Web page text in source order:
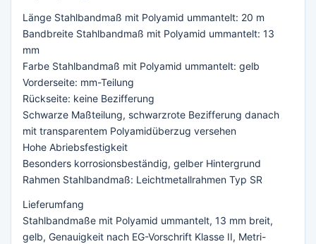
Länge Stahlbandmaß mit Polyamid ummantelt: 20 m
Bandbreite Stahlbandmaß mit Polyamid ummantelt: 13
mm
Farbe Stahlbandmaß mit Polyamid ummantelt: gelb
Vorderseite: mm-Teilung
Rückseite: keine Bezifferung
Schwarze Maßteilung, schwarzrote Bezifferung danach
mit transparentem Polyamidüberzug versehen
Hohe Abriebsfestigkeit
Besonders korrosionsbeständig, gelber Hintergrund
Rahmen Stahlbandmaß: Leichtmetallrahmen Typ SR
Lieferumfang
Stahlbandmaße mit Polyamid ummantelt, 13 mm breit,
gelb, Genauigkeit nach EG-Vorschrift Klasse II, Metri-